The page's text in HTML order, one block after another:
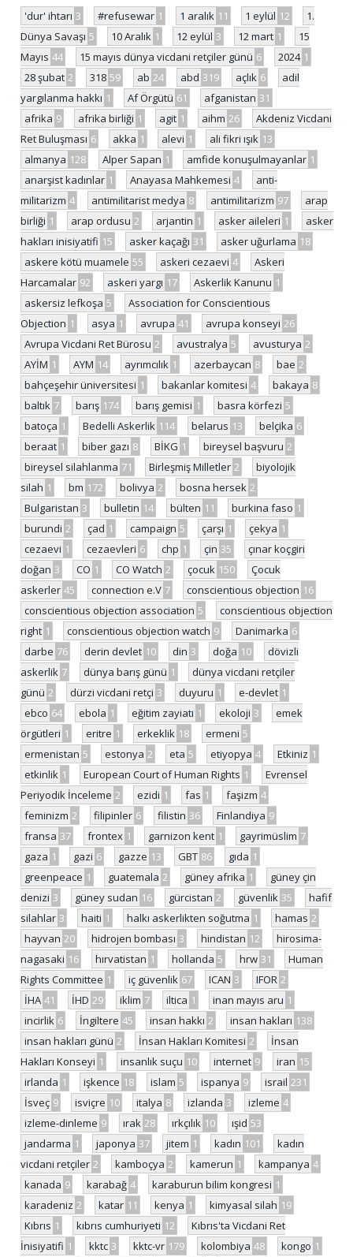
'dur' ihtarı 3 #refusewar 1 1 aralık 11 1 eylül 12
1.
Dünya Savaşı 5 10 Aralık 1 12 eylül 3 12 mart 1
15
Mayıs 44 15 mayıs dünya vicdani retçiler günü 6 2024 1
28 şubat 2 318 59 ab 24 abd 319 açlık 6
adil
yargılanma hakkı 1 Af Örgütü 61 afganistan 31
afrika 9 afrika birliği 1 agit 1 aihm 26
Akdeniz Vicdani
Ret Buluşması 6 akka 1 alevi 1 ali fikri ışık 13
almanya 128 Alper Sapan 1 amfide konuşulmayanlar 1
anarşist kadınlar 1 Anayasa Mahkemesi 4
anti-
militarizm 4 antimilitarist medya 8 antimilitarizm 97
arap
birliği 1 arap ordusu 2 arjantin 1 asker aileleri 1
asker
hakları inisiyatifi 15 asker kaçağı 31 asker uğurlama 18
askere kötü muamele 55 askeri cezaevi 4
Askeri
Harcamalar 92 askeri yargı 17 Askerlik Kanunu 1
askersiz lefkoşa 5
Association for Conscientious
Objection 1 asya 1 avrupa 41 avrupa konseyi 26
Avrupa Vicdani Ret Bürosu 2 avustralya 5 avusturya 2
AYİM 1 AYM 14 ayrımcılık 1 azerbaycan 8 bae 2
bahçeşehir üniversitesi 1 bakanlar komitesi 4 bakaya 8
baltık 7 barış 174 barış gemisi 1 basra körfezi 5
batoça 1 Bedelli Askerlik 114 belarus 13 belçika 6
beraat 1 biber gazı 8 BİKG 1 bireysel başvuru 2
bireysel silahlanma 71 Birleşmiş Milletler 2
biyolojik
silah 1 bm 172 bolivya 2 bosna hersek 2
Bulgaristan 3 bulletin 14 bülten 11 burkina faso 1
burundi 2 çad 1 campaign 5 çarşı 1 çekya 1
cezaevi 1 cezaevleri 6 chp 1 çin 35
çınar koçgiri
doğan 3 CO 1 CO Watch 2 çocuk 150
Çocuk
askerler 45 connection e.V 7 conscientious objection 16
conscientious objection association 5
conscientious objection
right 1 conscientious objection watch 9 Danimarka 6
darbe 76 derin devlet 10 din 3 doğa 10
dövizli
askerlik 7 dünya barış günü 1
dünya vicdani retçiler
günü 2 dürzi vicdani retçi 3 duyuru 1 e-devlet 1
ebco 64 ebola 1 eğitim zayiatı 1 ekoloji 3
emek
örgütleri 1 eritre 1 erkeklik 18 ermeni 5
ermenistan 5 estonya 2 eta 5 etiyopya 4 Etkiniz 1
etkinlik 1 European Court of Human Rights 1
Evrensel
Periyodik İnceleme 2 ezidi 1 fas 1 faşizm 4
feminizm 2 filipinler 6 filistin 36 Finlandiya 9
fransa 37 frontex 1 garnizon kent 1 gayrimüslim 7
gaza 1 gazi 6 gazze 13 GBT 86 gıda 1
greenpeace 1 guatemala 2 güney afrika 1
güney çin
denizi 3 güney sudan 16 gürcistan 2 güvenlik 35
hafif
silahlar 3 haiti 1 halkı askerlikten soğutma 1 hamas 2
hayvan 20 hidrojen bombası 3 hindistan 12
hirosima-
nagasaki 16 hırvatistan 1 hollanda 5 hrw 31
Human
Rights Committee 1 iç güvenlik 67 ICAN 3 IFOR 2
İHA 41 İHD 29 iklim 7 iltica 1 inan mayıs aru 1
incirlik 6 İngiltere 45 insan hakkı 2 insan hakları 138
insan hakları günü 2 İnsan Hakları Komitesi 2
İnsan
Hakları Konseyi 1 insanlık suçu 10 internet 9 iran 15
irlanda 1 işkence 18 islam 5 ispanya 9 israil 231
İsveç 9 isviçre 10 italya 8 izlanda 3 izleme 4
izleme-dinleme 9 ırak 28 ırkçılık 10 ışid 53
jandarma 1 japonya 37 jitem 1 kadın 101
kadın
vicdani retçiler 2 kamboçya 2 kamerun 1 kampanya 4
kanada 9 karabağ 4 karaburun bilim kongresi 1
karadeniz 2 katar 11 kenya 1 kimyasal silah 19
Kıbrıs 1 kıbrıs cumhuriyeti 12
Kıbrıs'ta Vicdani Ret
İnisiyatifi 1 kktc 3 kktc-vr 179 kolombiya 48 kongo 1